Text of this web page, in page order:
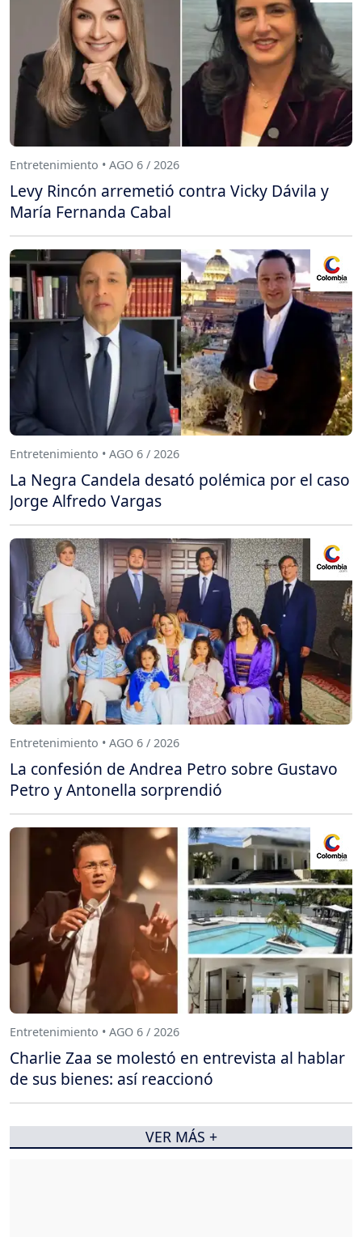
Entretenimiento • AGO 6 / 2026
Levy Rincón arremetió contra Vicky Dávila y
María Fernanda Cabal
Entretenimiento • AGO 6 / 2026
La Negra Candela desató polémica por el caso
Jorge Alfredo Vargas
Entretenimiento • AGO 6 / 2026
La confesión de Andrea Petro sobre Gustavo
Petro y Antonella sorprendió
Entretenimiento • AGO 6 / 2026
Charlie Zaa se molestó en entrevista al hablar
de sus bienes: así reaccionó
VER MÁS +